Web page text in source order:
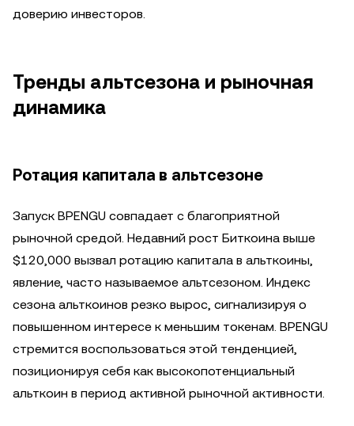
доверию инвесторов.
Тренды альтсезона и рыночная
динамика
Ротация капитала в альтсезоне
Запуск BPENGU совпадает с благоприятной
рыночной средой. Недавний рост Биткоина выше
$120,000 вызвал ротацию капитала в альткоины,
явление, часто называемое альтсезоном. Индекс
сезона альткоинов резко вырос, сигнализируя о
повышенном интересе к меньшим токенам. BPENGU
стремится воспользоваться этой тенденцией,
позиционируя себя как высокопотенциальный
альткоин в период активной рыночной активности.